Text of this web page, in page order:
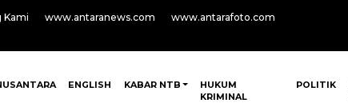
Kami www.antaranews.com
www.antarafoto.com
ENGLISH KABAR NTB
HUKUM
KRIMINAL
POLITIK